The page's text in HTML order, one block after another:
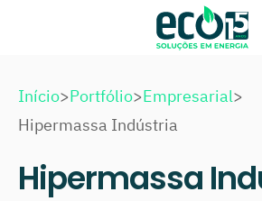
Início>Portfólio>Empresarial>
Hipermassa Indústria
Hipermassa